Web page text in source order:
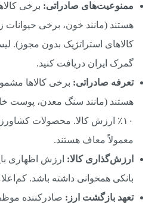
ممنوعیت‌های صادراتی: برخی
هستند (مانند خون، برخی حیوانات
کالاهای استراتژیک بدون مجوز).
گمرک ایران دریافت کنید.
تعرفه صادراتی: برخی کالاها
۱۰٪ ارزش کالا. محصولات
معمولاً معاف هستند.
ارزش‌گذاری کالا: ارزش اظهاری
بانکی همخوانی داشته باشد.
تعهد بازگشت ارز: صادرکننده